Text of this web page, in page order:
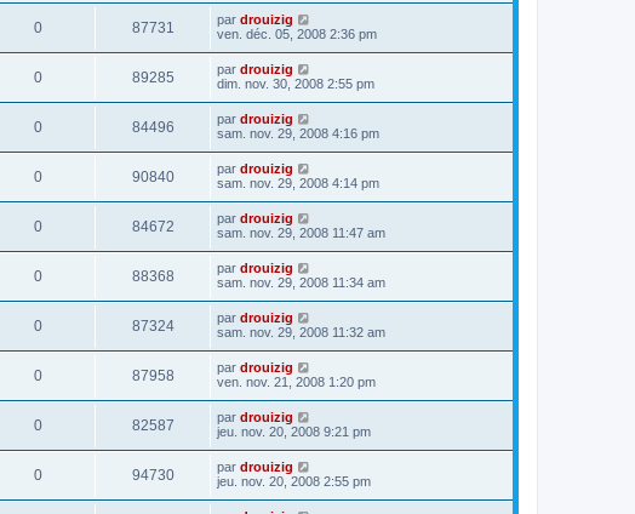
0 87731 par drouizig
ven. déc. 05, 2008 2:36 pm
0 89285 par drouizig
dim. nov. 30, 2008 2:55 pm
0 84496 par drouizig
sam. nov. 29, 2008 4:16 pm
0 90840 par drouizig
sam. nov. 29, 2008 4:14 pm
0 84672 par drouizig
sam. nov. 29, 2008 11:47 am
0 88368 par drouizig
sam. nov. 29, 2008 11:34 am
0 87324 par drouizig
sam. nov. 29, 2008 11:32 am
0 87958 par drouizig
ven. nov. 21, 2008 1:20 pm
0 82587 par drouizig
jeu. nov. 20, 2008 9:21 pm
0 94730 par drouizig
jeu. nov. 20, 2008 2:55 pm